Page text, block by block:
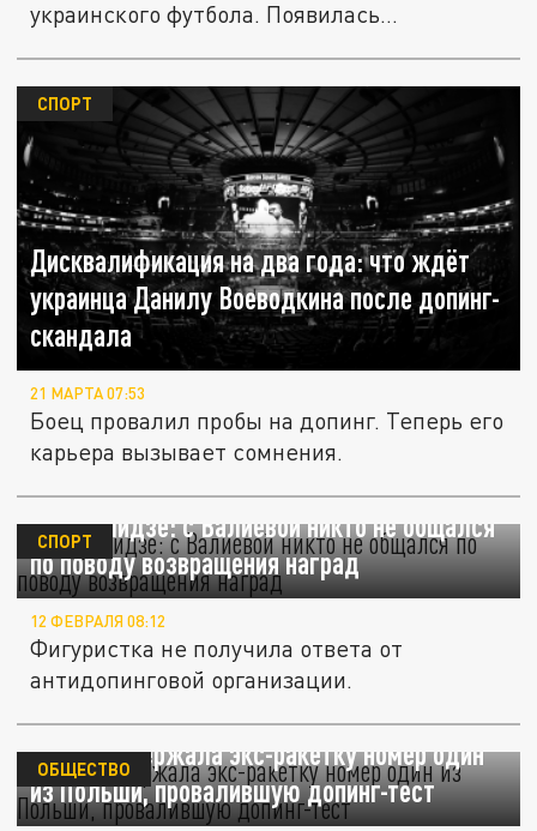
украинского футбола. Появилась
Дисквалификация на два года: что ждёт
украинца Данилу Воеводкина после допинг-
скандала
СПОРТ
21 МАРТА 07:53
Боец провалил пробы на допинг. Теперь его
карьера вызывает сомнения.
Сихарулидзе: с Валиевой никто не общался
по поводу возвращения наград
СПОРТ
12 ФЕВРАЛЯ 08:12
Фигуристка не получила ответа от
антидопинговой организации.
WTA поддержала экс-ракетку номер один
из Польши, провалившую допинг-тест
ОБЩЕСТВО